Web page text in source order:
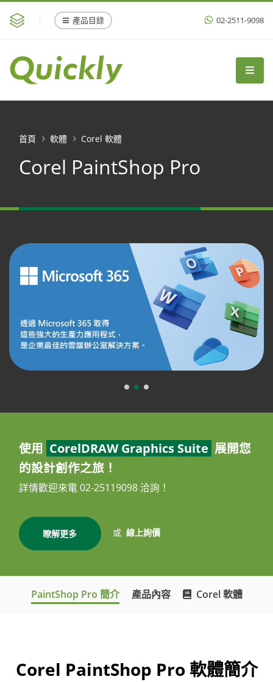
產品目錄 02-2511-9098
Corel PaintShop Pro
首頁 軟體 Corel 軟體
使用 CorelDRAW Graphics Suite 展開您
的設計創作之旅！
詳情歡迎來電 02-25119098 洽詢！
瞭解更多 或 線上詢價
PaintShop Pro 簡介 產品內容 Corel 軟體
Corel PaintShop Pro 軟體簡介